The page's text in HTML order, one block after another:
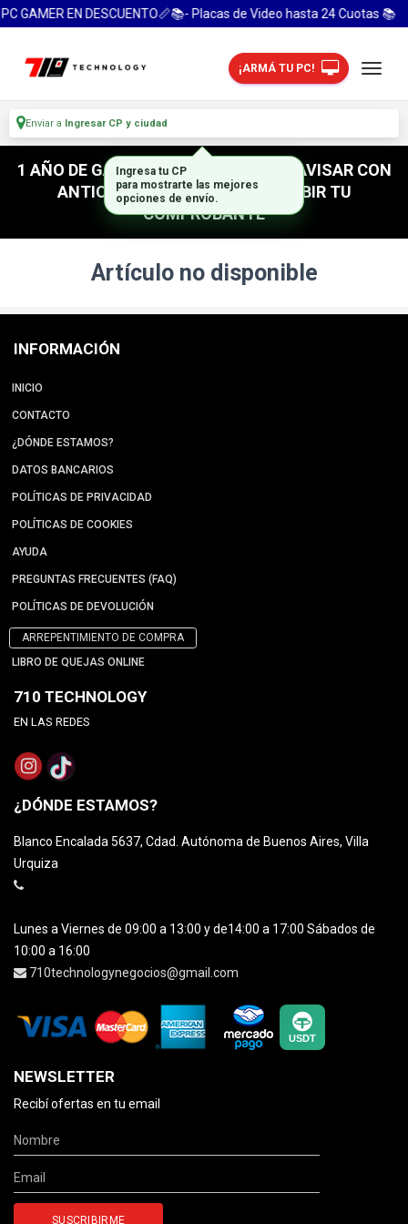
GAMER EN DESCUENTO📏📚- Placas de Video hasta 24 Cuotas 📚
¡ARMÁ TU PC!
Enviar a Ingresar CP y ciudad
1 AÑO DE GARANTIA! / PARA RETIRO AVISAR CON
ANTICIPACION / NO OLVIDES SUBIR TU
COMPROBANTE
Artículo no disponible
INFORMACIÓN
INICIO
CONTACTO
¿DÓNDE ESTAMOS?
DATOS BANCARIOS
POLÍTICAS DE PRIVACIDAD
POLÍTICAS DE COOKIES
AYUDA
PREGUNTAS FRECUENTES (FAQ)
POLÍTICAS DE DEVOLUCIÓN
ARREPENTIMIENTO DE COMPRA
LIBRO DE QUEJAS ONLINE
710 TECHNOLOGY
EN LAS REDES
¿DÓNDE ESTAMOS?
Blanco Encalada 5637, Cdad. Autónoma de Buenos Aires, Villa
Urquiza
Lunes a Viernes de 09:00 a 13:00 y de14:00 a 17:00 Sábados de
10:00 a 16:00
710technologynegocios@gmail.com
NEWSLETTER
Recibí ofertas en tu email
Ingresa tu CP
para mostrarte las mejores
opciones de envío.